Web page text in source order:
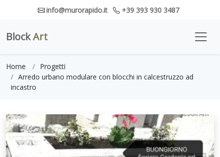
info@murorapido.it +39 393 930 3487
BlockArt
Home
Progetti
Arredo urbano modulare con blocchi in calcestruzzo ad
incastro